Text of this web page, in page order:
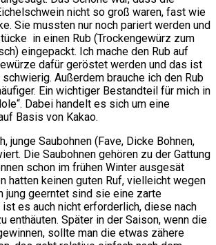
nicht so groß waren, fast wie
Sie mussten nur noch pariert werden und
in einen Rub (Trockengewürz zum
eingepackt. Ich mache den Rub auf
dafür geröstet werden und das ist
Außerdem brauche ich den Rub
Ein wichtiger Bestandteil für mich in
Dabei handelt es sich um eine
Basis von Kakao.
junge Saubohnen (Fave, Dicke Bohnen,
Die Saubohnen gehören zu der Gattung
schon im frühen Winter ausgesät
hatten keinen guten Ruf, vielleicht wegen
jung geerntet sind sie eine zarte
es auch nicht erforderlich, diese nach
enthäuten. Später in der Saison, wenn die
sollte man die etwas zähere